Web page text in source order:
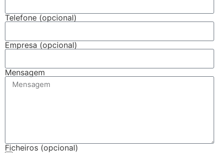
Telefone (opcional)
Empresa (opcional)
Mensagem
Ficheiros (opcional)